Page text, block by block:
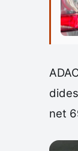
net